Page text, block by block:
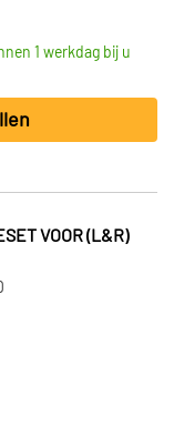
1 werkdag bij u
VOOR (L&R)